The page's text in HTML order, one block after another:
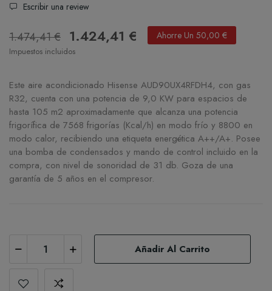
Escribir una review
1.474,41 € 1.424,41 € Ahorre Un 50,00 €
Impuestos incluidos
Este aire acondicionado Hisense AUD90UX4RFDH4, con gas
R32, cuenta con una potencia de 9,0 KW para espacios de
hasta 105 m2 aproximadamente que alcanza una potencia
frigorífica de 7568 frigorías (Kcal/h) en modo frío y 8800 en
modo calor, recibiendo una etiqueta energética A++/A+. Posee
una bomba de condensados y mando de control incluido en la
compra, con nivel de sonoridad de 31 db. Goza de una
garantía de 5 años en el compresor.
Añadir Al Carrito